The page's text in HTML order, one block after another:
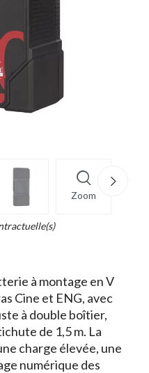
Zoom
à montage en V
Cine et ENG, avec
à double boîtier,
de 1,5 m. La
charge élevée, une
numérique des